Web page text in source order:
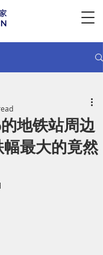
地铁站周边
最大的竟然